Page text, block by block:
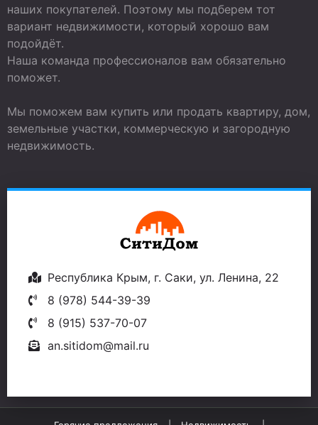
наших покупателей. Поэтому мы подберем тот
вариант недвижимости, который хорошо вам
подойдёт.
Наша команда профессионалов вам обязательно
поможет.
Мы поможем вам купить или продать квартиру, дом,
земельные участки, коммерческую и загородную
недвижимость.
Республика Крым, г. Саки, ул. Ленина, 22
8 (978) 544-39-39
8 (915) 537-70-07
an.sitidom@mail.ru